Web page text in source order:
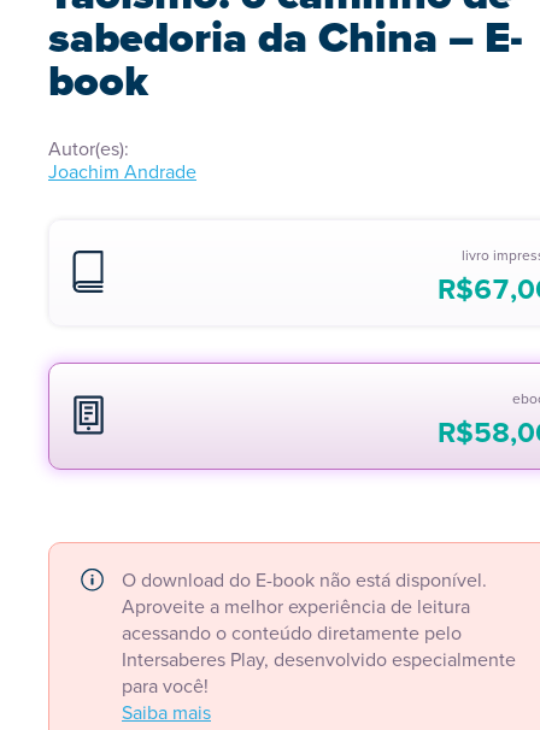
sabedoria da China – E-
book
Autor(es):
Joachim Andrade
livro
R$
R$
O download do E-book não está disponível.
Aproveite a melhor experiência de leitura
acessando o conteúdo diretamente pelo
Intersaberes Play, desenvolvido especialmente
para você!
Saiba mais